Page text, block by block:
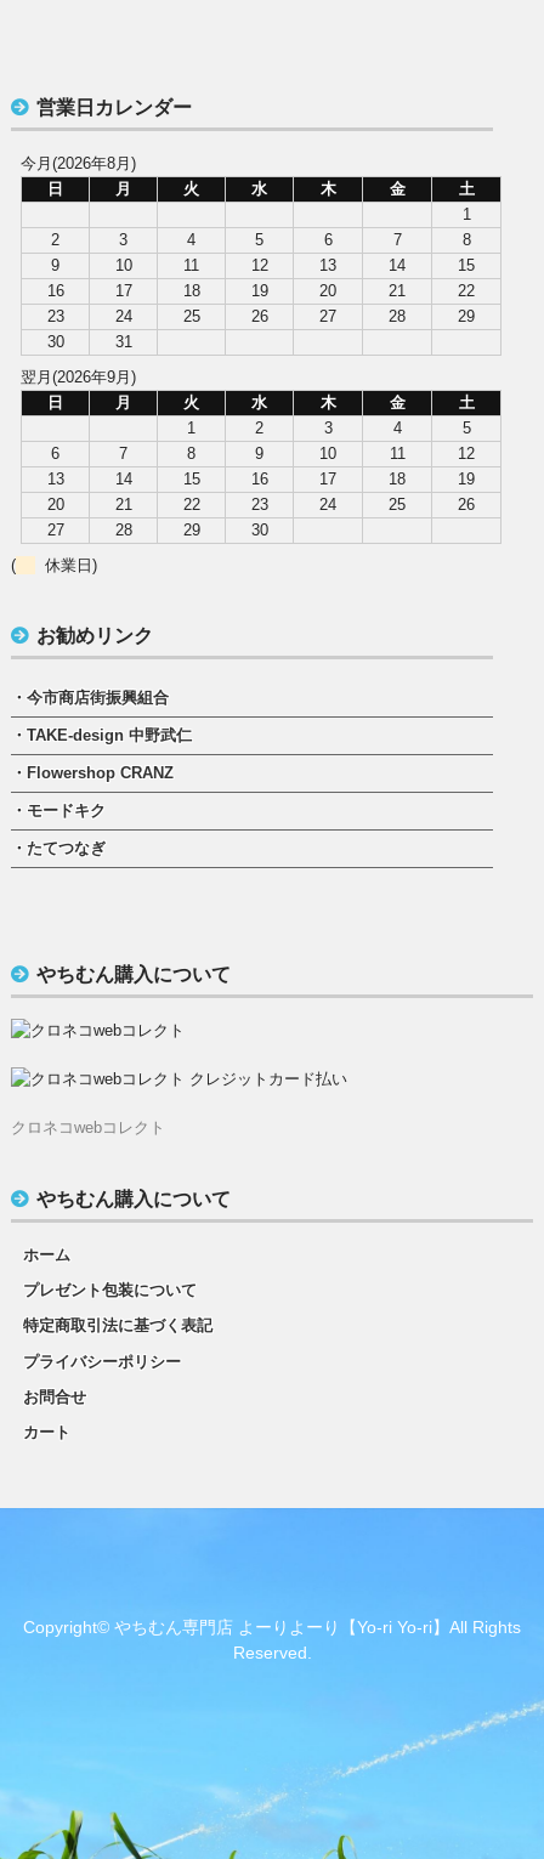
営業日カレンダー
今月(2026年8月)
日
月 火 水 木 金
土
1
2
3 4 5 6 7
8
9
10 11 12 13 14
15
16
17 18 19 20 21
22
23
24 25 26 27 28
29
30
31
翌月(2026年9月)
日
月 火 水 木 金
土
1
2 3 4
5
6
7 8 9 10 11
12
13
14 15 16 17 18
19
20
21 22 23 24 25
26
27
28 29
30
(
休業日)
お勧めリンク
・今市商店街振興組合
・TAKE-design 中野武仁
・Flowershop CRANZ
・モードキク
・たてつなぎ
やちむん購入について
クロネコwebコレクト
やちむん購入について
ホーム
プレゼント包装について
特定商取引法に基づく表記
プライバシーポリシー
お問合せ
カート
Copyright© やちむん専門店 よーりよーり【Yo-ri Yo-ri】All Rights
Reserved.